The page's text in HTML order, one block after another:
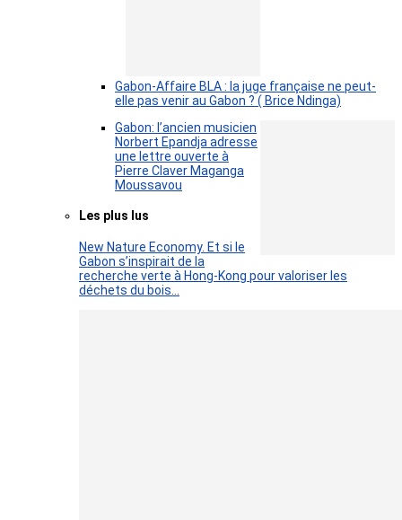
Gabon-Affaire BLA : la juge française ne peut-
elle pas venir au Gabon ? ( Brice Ndinga)
Gabon: l’ancien musicien
Norbert Epandja adresse
une lettre ouverte à
Pierre Claver Maganga
Moussavou
Les plus lus
New Nature Economy. Et si le
Gabon s’inspirait de la
recherche verte à Hong-Kong pour valoriser les
déchets du bois…